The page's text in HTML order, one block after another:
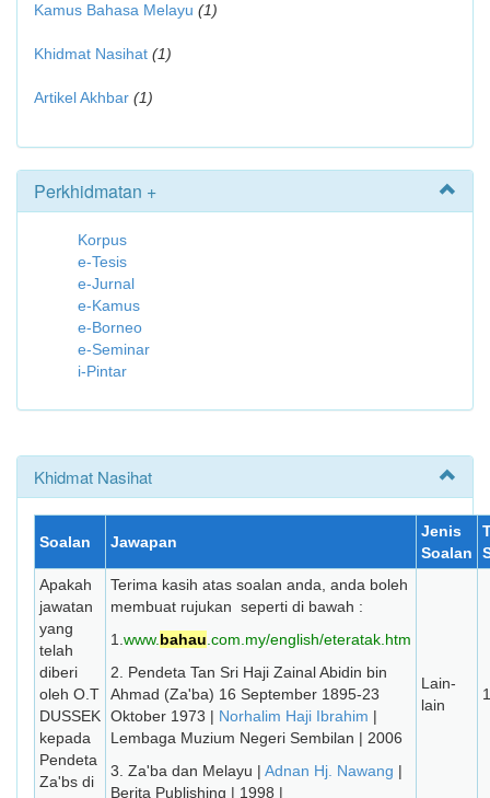
Kamus Bahasa Melayu (1)
Khidmat Nasihat (1)
Artikel Akhbar (1)
Perkhidmatan +
Korpus
e-Tesis
e-Jurnal
e-Kamus
e-Borneo
e-Seminar
i-Pintar
Khidmat Nasihat
Soalan Jawapan
Jenis
Soalan
Apakah
jawatan
yang
telah
diberi
oleh O.T
DUSSEK
kepada
Pendeta
Za'bs di
Terima kasih atas soalan anda, anda boleh
membuat rujukan seperti di bawah :
1. www. bahau .com.my/english/eteratak.htm
2. Pendeta Tan Sri Haji Zainal Abidin bin
Ahmad (Za'ba) 16 September 1895-23
Oktober 1973 | Norhalim Haji Ibrahim |
Lembaga Muzium Negeri Sembilan | 2006
3. Za'ba dan Melayu | Adnan Hj. Nawang |
Berita Publishing | 1998 |
Lain-
lain